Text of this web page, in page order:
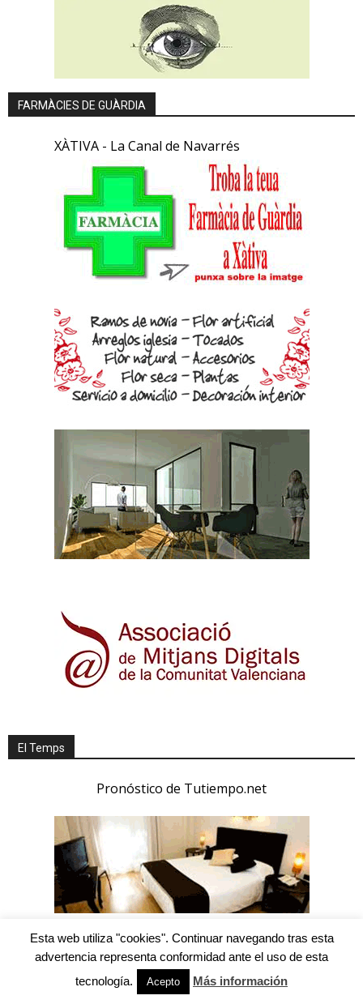
FARMÀCIES DE GUÀRDIA
XÀTIVA - La Canal de Navarrés
El Temps
Pronóstico de Tutiempo.net
Esta web utiliza "cookies". Continuar navegando tras esta
advertencia representa conformidad ante el uso de esta
tecnología.
Acepto Más información